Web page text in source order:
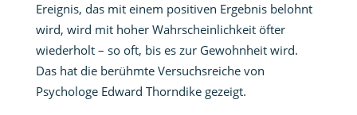
Ereignis, das mit einem positiven Ergebnis belohnt
wird, wird mit hoher Wahrscheinlichkeit öfter
wiederholt – so oft, bis es zur Gewohnheit wird.
Das hat die berühmte Versuchsreiche von
Psychologe Edward Thorndike gezeigt.